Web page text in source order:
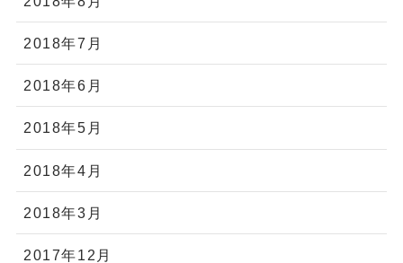
2018年7月
2018年6月
2018年5月
2018年4月
2018年3月
2017年12月